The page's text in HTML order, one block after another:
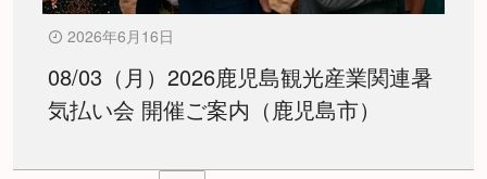
2026年6月16日
08/03（月）2026鹿児島観光産業関連暑
気払い会 開催ご案内（鹿児島市）